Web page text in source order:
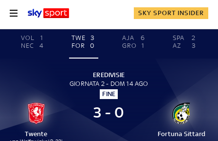
SKY SPORT INSIDER
VOL
1
NEC
4
TWE
3
FOR
0
AJA
6
GRO
1
SPA
2
AZ
3
EREDIVISIE
GIORNATA 2 - DOM 14 AGO
FINE
Twente
3 - 0
Fortuna Sittard